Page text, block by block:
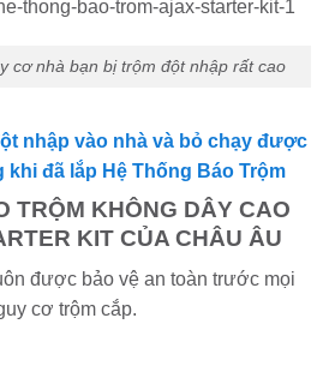
cơ nhà bạn bị trộm đột nhập rất cao
nhập vào nhà và bỏ chạy được
đã lắp Hệ Thống Báo Trộm
TRỘM KHÔNG DÂY CAO
KIT CỦA CHÂU ÂU
được bảo vệ an toàn trước mọi
cơ trộm cắp.